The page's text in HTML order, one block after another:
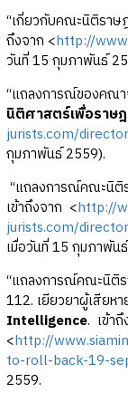
“เกี่ยวกับคณะนิติราษ
ถึงจาก <http://
วันที่ 15 กุมภาพันธ์
“แถลงการณ์ของคณ
นิติศาสตร์เพื่อราษ
jurists.com/
กุมภาพันธ์ 2559).
“แถลงการณ์คณะนิติ
เข้าถึงจาก <http://
jurists.com/
เมื่อวันที่ 15 กุมภาพัน
“แถลงการณ์คณะนิติร
112. เยียวยาผู้เสียหา
Intelligence. เข้าถึ
<http://
to-roll-back-19-
2559.